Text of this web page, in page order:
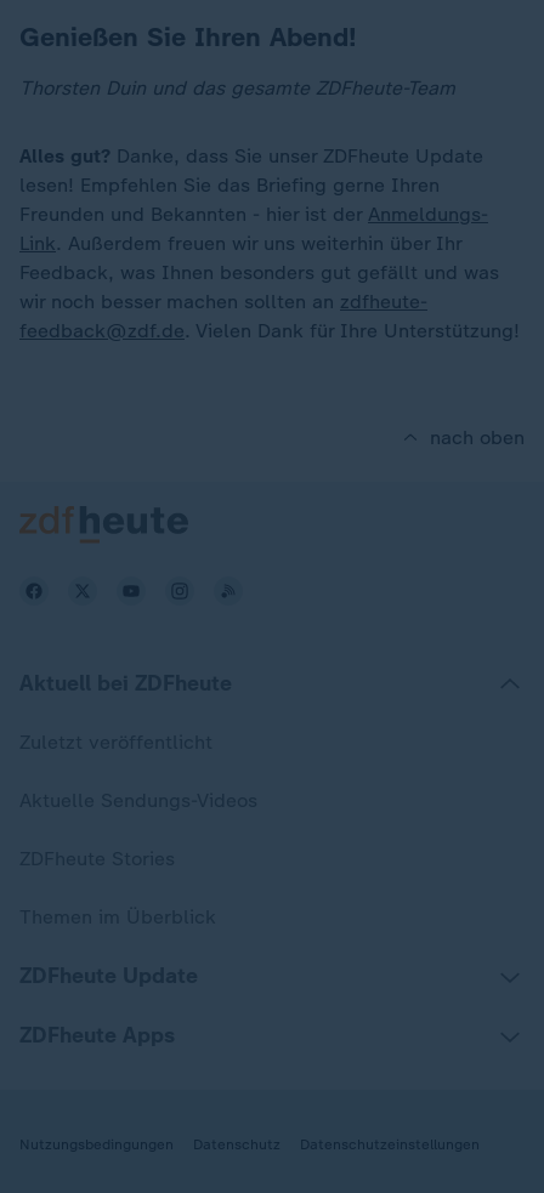
Genießen Sie Ihren Abend!
Thorsten Duin und das gesamte ZDFheute-Team
Alles gut? Danke, dass Sie unser ZDFheute Update
lesen! Empfehlen Sie das Briefing gerne Ihren
Freunden und Bekannten - hier ist der Anmeldungs-
Link. Außerdem freuen wir uns weiterhin über Ihr
Feedback, was Ihnen besonders gut gefällt und was
wir noch besser machen sollten an zdfheute-
feedback@zdf.de. Vielen Dank für Ihre Unterstützung!
nach oben
Nutzungsbedingungen Datenschutz Datenschutzeinstellungen